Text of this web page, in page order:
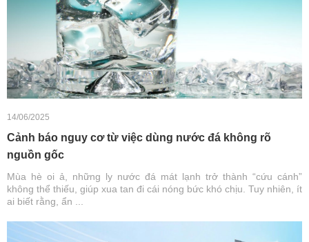
14/06/2025
Cảnh báo nguy cơ từ việc dùng nước đá không rõ
nguồn gốc
Mùa hè oi ả, những ly nước đá mát lạnh trở thành “cứu cánh”
không thể thiếu, giúp xua tan đi cái nóng bức khó chịu. Tuy nhiên, ít
ai biết rằng, ẩn ...